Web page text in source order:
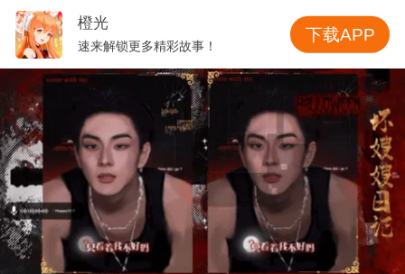
橙光
速来解锁更多精彩故事！
下载APP